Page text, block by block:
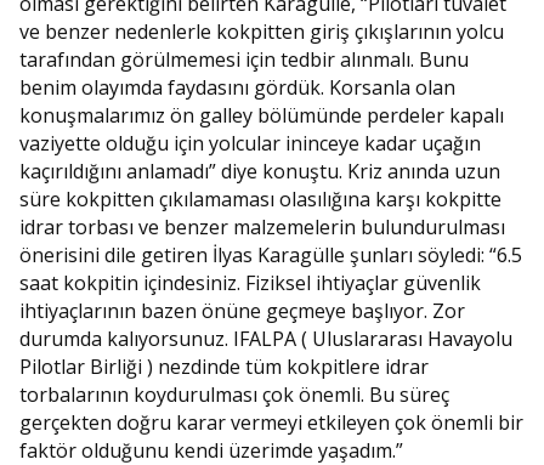
ve benzer nedenlerle kokpitten giriş çıkışlarının yolcu
tarafından görülmemesi için tedbir alınmalı. Bunu
benim olayımda faydasını gördük. Korsanla olan
konuşmalarımız ön galley bölümünde perdeler kapalı
vaziyette olduğu için yolcular ininceye kadar uçağın
kaçırıldığını anlamadı” diye konuştu. Kriz anında uzun
süre kokpitten çıkılamaması olasılığına karşı kokpitte
idrar torbası ve benzer malzemelerin bulundurulması
önerisini dile getiren İlyas Karagülle şunları söyledi: “6.5
saat kokpitin içindesiniz. Fiziksel ihtiyaçlar güvenlik
ihtiyaçlarının bazen önüne geçmeye başlıyor. Zor
durumda kalıyorsunuz. IFALPA ( Uluslararası Havayolu
Pilotlar Birliği ) nezdinde tüm kokpitlere idrar
torbalarının koydurulması çok önemli. Bu süreç
gerçekten doğru karar vermeyi etkileyen çok önemli bir
faktör olduğunu kendi üzerimde yaşadım.”